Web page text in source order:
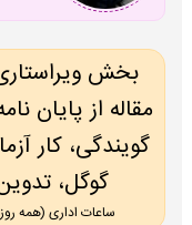
بخش
مقاله از پایان
گویندگی، کار
گوگل،
ساعات اداری (همه روزه 8 صبح تا 6 عصر، پنج شنبه ها تا